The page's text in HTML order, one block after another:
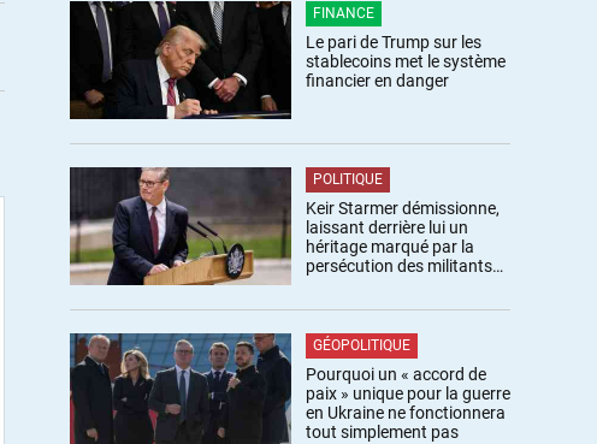
FINANCE
Le pari de Trump sur les
stablecoins met le système
financier en danger
POLITIQUE
Keir Starmer démissionne,
laissant derrière lui un
héritage marqué par la
persécution des militants
GÉOPOLITIQUE
Pourquoi un « accord de
paix » unique pour la guerre
en Ukraine ne fonctionnera
tout simplement pas